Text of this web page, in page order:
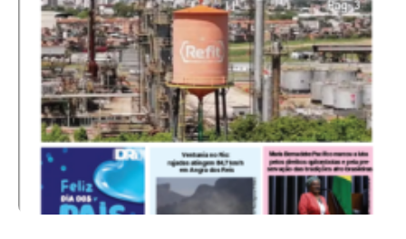
Ano X – Número 367 08 A 14 De Agosto De
2026